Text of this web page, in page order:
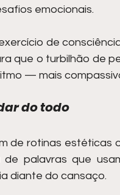
emocionais.
de
que o turbilhão de
— mais
do todo
de rotinas estéticas
palavras que
diante do cansaço.